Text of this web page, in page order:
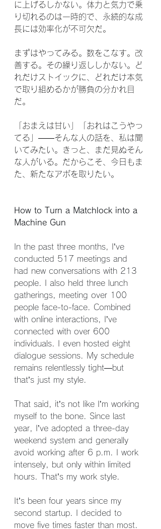
に上げるしかない。体力と気力で乗
り切れるのは一時的で、永続的な成
長には効率化が不可欠だ。
まずはやってみる。数をこなす。改
善する。その繰り返ししかない。ど
れだけストイックに、どれだけ本気
で取り組めるかが勝負の分かれ目
だ。
「おまえは甘い」「おれはこうやっ
てる」――そんな人の話を、私は聞
いてみたい。きっと、まだ見ぬそん
な人がいる。だからこそ、今日もま
た、新たなアポを取りたい。
How to Turn a Matchlock into a
Machine Gun
In the past three months, I’ve
conducted 517 meetings and
had new conversations with 213
people. I also held three lunch
gatherings, meeting over 100
people face-to-face. Combined
with online interactions, I’ve
connected with over 600
individuals. I even hosted eight
dialogue sessions. My schedule
remains relentlessly tight—but
that’s just my style.
That said, it’s not like I’m working
myself to the bone. Since last
year, I’ve adopted a three-day
weekend system and generally
avoid working after 6 p.m. I work
intensely, but only within limited
hours. That’s my work style.
It’s been four years since my
second startup. I decided to
move five times faster than most.